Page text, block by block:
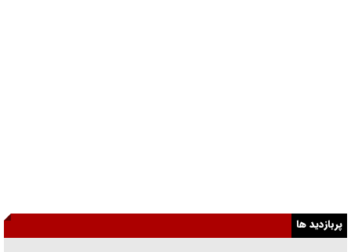
خواهرم فرمانده جهادی و اهل خدمت بی‌منت بود